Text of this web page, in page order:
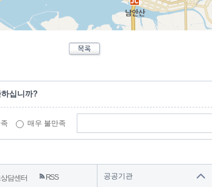
십니까?
매우 불만족
담센터 RSS 공공기관